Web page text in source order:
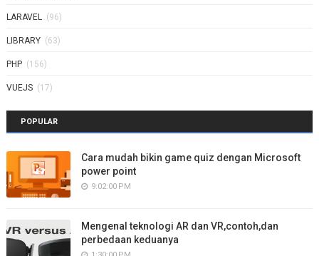
LARAVEL (96)
LIBRARY (63)
PHP (156)
VUEJS (17)
POPULAR
Cara mudah bikin game quiz dengan Microsoft
power point
9:02:00 PM
Mengenal teknologi AR dan VR,contoh,dan
perbedaan keduanya